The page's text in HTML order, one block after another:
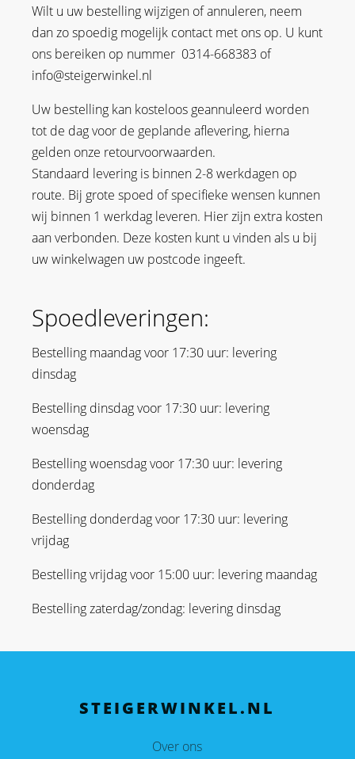
Wilt u uw bestelling wijzigen of annuleren, neem
dan zo spoedig mogelijk contact met ons op. U kunt
ons bereiken op nummer 0314-668383 of
info@steigerwinkel.nl
Uw bestelling kan kosteloos geannuleerd worden
tot de dag voor de geplande aflevering, hierna
gelden onze retourvoorwaarden.
Standaard levering is binnen 2-8 werkdagen op
route. Bij grote spoed of specifieke wensen kunnen
wij binnen 1 werkdag leveren. Hier zijn extra kosten
aan verbonden. Deze kosten kunt u vinden als u bij
uw winkelwagen uw postcode ingeeft.
Spoedleveringen:
Bestelling maandag voor 17:30 uur: levering
dinsdag
Bestelling dinsdag voor 17:30 uur: levering
woensdag
Bestelling woensdag voor 17:30 uur: levering
donderdag
Bestelling donderdag voor 17:30 uur: levering
vrijdag
Bestelling vrijdag voor 15:00 uur: levering maandag
Bestelling zaterdag/zondag: levering dinsdag
STEIGERWINKEL.NL
Over ons